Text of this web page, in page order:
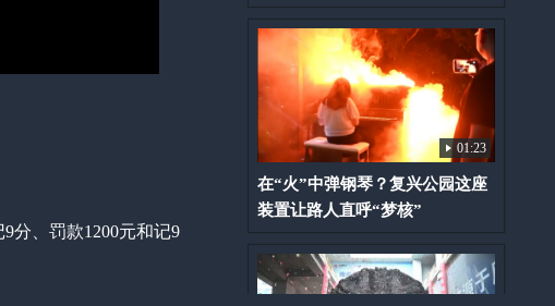
分、罚款1200元和记9
01:23
在“火”中弹钢琴？复兴公园这座
装置让路人直呼“梦核”